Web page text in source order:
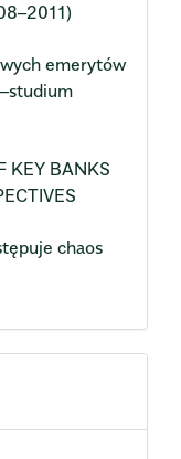
emerytów
KEY BANKS
chaos